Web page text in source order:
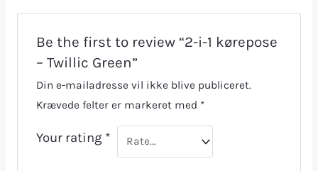
Be the first to review “2-i-1 kørepose
– Twillic Green”
Din e-mailadresse vil ikke blive publiceret.
Krævede felter er markeret med *
Your rating *